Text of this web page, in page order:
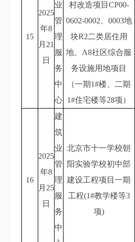
15
2025
年8
月21
日
业
管
理
服
务
中
心
村改造项目CP00-
0602-0002、0003地
块R2二类居住用
地、A8社区综合服
务设施用地项目
（一期1#楼、二期
1#住宅楼等28项）
16
2025
年8
月25
日
建
筑
业
管
理
服
务
中
北京市十一学校朝
阳实验学校初中部
建设工程项目一期
工程(1#教学楼等3
项)